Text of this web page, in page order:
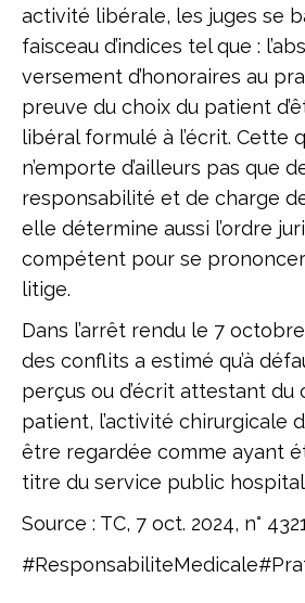
activité libérale, les juges se
faisceau d’indices tel que :
versement d’honoraires au
preuve du choix du patient
libéral formulé à l’écrit. Cette
n’emporte d’ailleurs pas que
responsabilité et de charge
elle détermine aussi l’ordre
compétent pour se
litige.
Dans l’arrêt rendu le 7
des conflits a estimé qu’à
perçus ou d’écrit attestant du
patient, l’activité chirurgicale
être regardée comme ayant
titre du service public
Source : TC, 7 oct. 2024, n°